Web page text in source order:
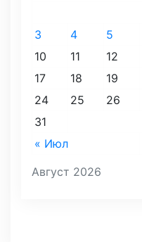
Август 2026
« Июл
3
4 5
10
11 12
17
18 19
24
25 26
31